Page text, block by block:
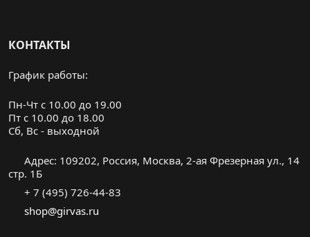
КОНТАКТЫ
График работы:
Пн-Чт с 10.00 до 19.00
Пт с 10.00 до 18.00
Cб, Вс - выходной
Адрес: 109202, Россия, Москва, 2-ая Фрезерная ул., 14
стр. 1Б
+ 7 (495) 726-44-83
shop@girvas.ru